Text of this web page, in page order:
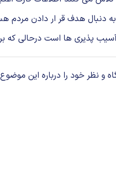
هدف قر ار دادن مردم
پذیری ها است درحالی كه
خود را درباره این موضوع